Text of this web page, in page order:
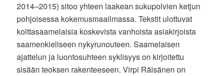
2014–2015) sitoo yhteen laakean sukupolvien ketjun
pohjoisessa kokemusmaailmassa. Tekstit ulottuvat
kolttasaamelaisia koskevista vanhoista asiakirjoista
saamenkieliseen nykyrunouteen. Saamelaisen
ajattelun ja luontosuhteen syklisyys on kirjoitettu
sisään teoksen rakenteeseen. Virpi Räisänen on